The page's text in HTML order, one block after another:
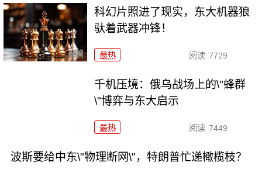
科幻片照进了现实，东大机器狼
驮着武器冲锋！
最热 阅读 7729
千机压境：俄乌战场上的\"蜂群
\"博弈与东大启示
最热 阅读 7449
波斯要给中东\"物理断网\"，特朗普忙递橄榄枝？